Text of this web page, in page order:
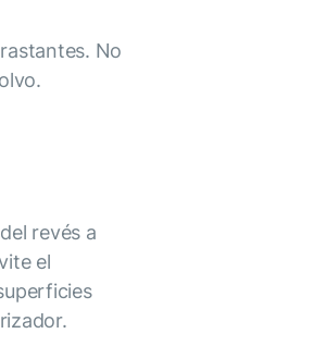
No
revés a
el